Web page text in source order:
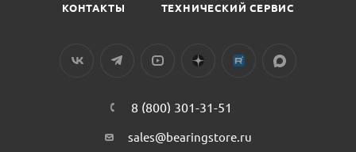
КОНТАКТЫ ТЕХНИЧЕСКИЙ СЕРВИС
8 (800) 301-31-51
sales@bearingstore.ru